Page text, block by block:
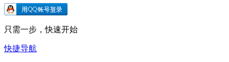
只需一步，快速开始
快捷导航